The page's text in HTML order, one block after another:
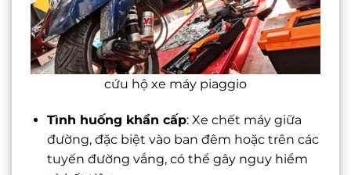
cứu hộ xe máy piaggio
Tình huống khẩn cấp: Xe chết máy giữa
đường, đặc biệt vào ban đêm hoặc trên các
tuyến đường vắng, có thể gây nguy hiểm